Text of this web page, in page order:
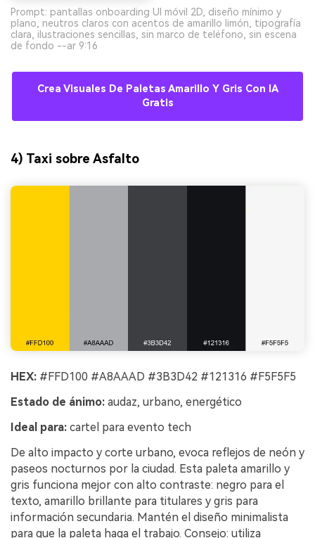
Prompt: pantallas onboarding UI móvil 2D, diseño mínimo y
plano, neutros claros con acentos de amarillo limón, tipografía
clara, ilustraciones sencillas, sin marco de teléfono, sin escena
de fondo --ar 9:16
Crea Visuales De Paletas Amarillo Y Gris Con IA
Gratis
4) Taxi sobre Asfalto
HEX: #FFD100 #A8AAAD #3B3D42 #121316 #F5F5F5
Estado de ánimo: audaz, urbano, energético
Ideal para: cartel para evento tech
De alto impacto y corte urbano, evoca reflejos de neón y
paseos nocturnos por la ciudad. Esta paleta amarillo y
gris funciona mejor con alto contraste: negro para el
texto, amarillo brillante para titulares y gris para
información secundaria. Mantén el diseño minimalista
para que la paleta haga el trabajo. Consejo: utiliza